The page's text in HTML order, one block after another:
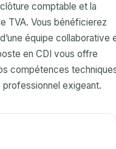
comptable et la
TVA. Vous bénéficierez
équipe collaborative
en CDI vous offre
compétences
professionnel exigeant.